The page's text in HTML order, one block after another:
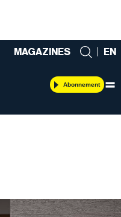
MAGAZINES EN
Abonnement